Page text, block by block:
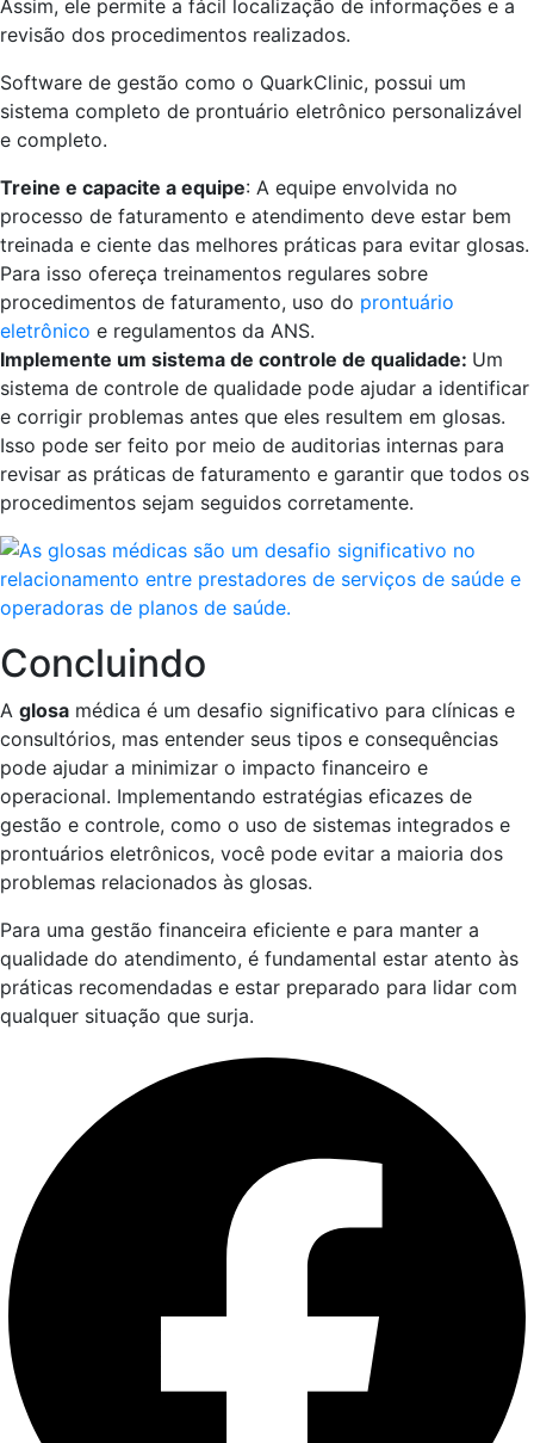
Assim, ele permite a fácil localização de informações e a
revisão dos procedimentos realizados.
Software de gestão como o QuarkClinic, possui um
sistema completo de prontuário eletrônico personalizável
e completo.
Treine e capacite a equipe: A equipe envolvida no
processo de faturamento e atendimento deve estar bem
treinada e ciente das melhores práticas para evitar glosas.
Para isso ofereça treinamentos regulares sobre
procedimentos de faturamento, uso do prontuário
eletrônico e regulamentos da ANS.
Implemente um sistema de controle de qualidade: Um
sistema de controle de qualidade pode ajudar a identificar
e corrigir problemas antes que eles resultem em glosas.
Isso pode ser feito por meio de auditorias internas para
revisar as práticas de faturamento e garantir que todos os
procedimentos sejam seguidos corretamente.
Concluindo
A glosa médica é um desafio significativo para clínicas e
consultórios, mas entender seus tipos e consequências
pode ajudar a minimizar o impacto financeiro e
operacional. Implementando estratégias eficazes de
gestão e controle, como o uso de sistemas integrados e
prontuários eletrônicos, você pode evitar a maioria dos
problemas relacionados às glosas.
Para uma gestão financeira eficiente e para manter a
qualidade do atendimento, é fundamental estar atento às
práticas recomendadas e estar preparado para lidar com
qualquer situação que surja.